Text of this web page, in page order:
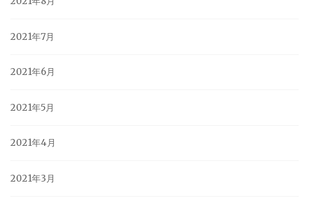
2021年7月
2021年6月
2021年5月
2021年4月
2021年3月